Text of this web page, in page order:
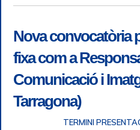
Nova convocatòria
fixa com a
Comunicació i
Tarragona)
TERMINI